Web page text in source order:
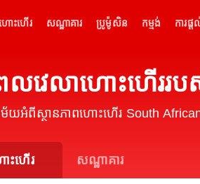
ោះហើរ សណ្ឋាគារ ប្រូម៉ូសិន កម្មង់ ការផ្
លវេលាហោះហើរ
ម័យអំពីស្ថានភាពហោះហើរ South
ះហើរ សណ្ឋាគារ